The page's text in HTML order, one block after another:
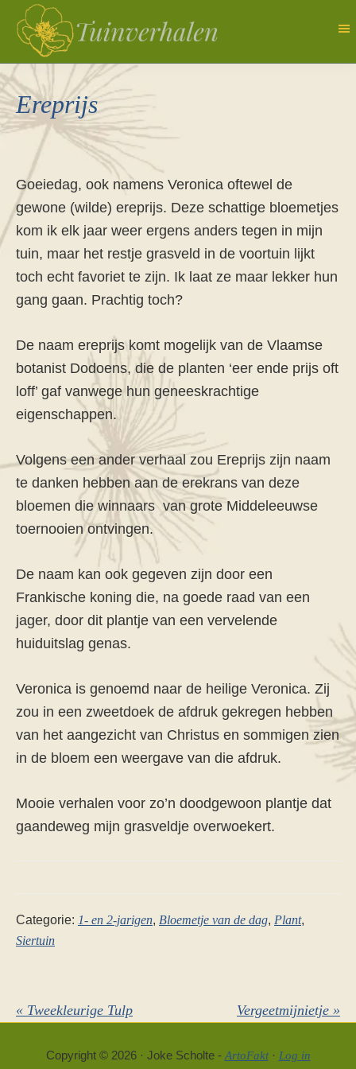
Door
naar
hoofd
inhoud
Tuinverhalen
Dagboek
van
een
natuurlijk
tuinierster
Ereprijs
Goeiedag, ook namens Veronica oftewel de
gewone (wilde) ereprijs. Deze schattige bloemetjes
kom ik elk jaar weer ergens anders tegen in mijn
tuin, maar het restje grasveld in de voortuin lijkt
toch echt favoriet te zijn. Ik laat ze maar lekker hun
gang gaan. Prachtig toch?
De naam ereprijs komt mogelijk van de Vlaamse
botanist Dodoens, die de planten ‘eer ende prijs oft
loff’ gaf vanwege hun geneeskrachtige
eigenschappen.
Volgens een ander verhaal zou Ereprijs zijn naam
te danken hebben aan de erekrans van deze
bloemen die winnaars van grote Middeleeuwse
toernooien ontvingen.
De naam kan ook gegeven zijn door een
Frankische koning die, na goede raad van een
jager, door dit plantje van een vervelende
huiduitslag genas.
Veronica is genoemd naar de heilige Veronica. Zij
zou in een zweetdoek de afdruk gekregen hebben
van het aangezicht van Christus en sommigen zien
in de bloem een weergave van die afdruk.
Mooie verhalen voor zo’n doodgewoon plantje dat
gaandeweg mijn grasveldje overwoekert.
Categorie: 1- en 2-jarigen, Bloemetje van de dag, Plant,
Siertuin
Vorig
« Tweekleurige Tulp
Volgend
Vergeetmijnietje »
Copyright © 2026 · Joke Scholte -ArtoFakt· Log in